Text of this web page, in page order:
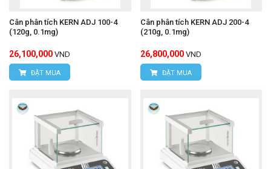
Cân phân tích KERN ADJ 100-4
(120g, 0.1mg)
26,100,000 VND
ĐẶT MUA
Cân phân tích KERN ADJ 200-4
(210g, 0.1mg)
26,800,000 VND
ĐẶT MUA